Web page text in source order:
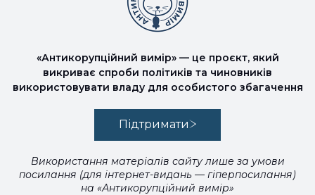
«Антикорупційний вимір» — це проєкт, який
викриває спроби політиків та чиновників
використовувати владу для особистого збагачення
Підтримати
Використання матеріалів сайту лише за умови
посилання (для інтернет-видань — гіперпосилання)
на «Антикорупційний вимір»